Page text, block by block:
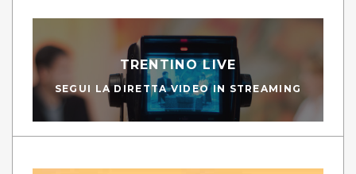
TRENTINO LIVE
SEGUI LA DIRETTA VIDEO IN STREAMING